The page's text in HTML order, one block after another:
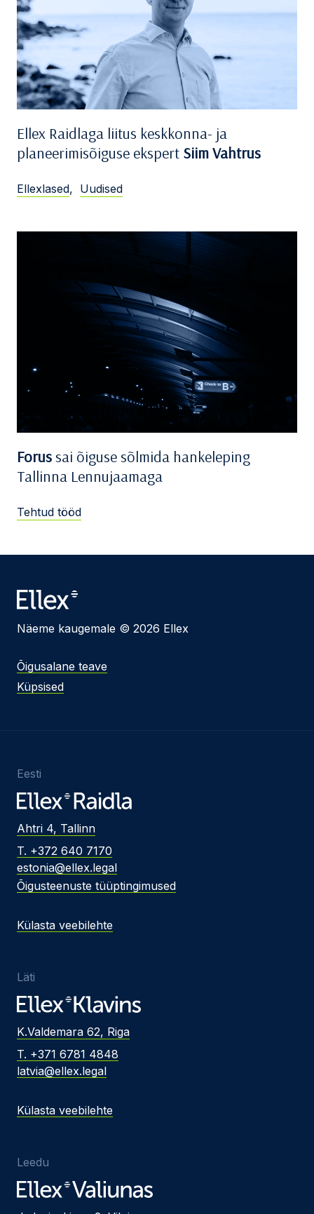
Ellex Raidlaga liitus keskkonna- ja
planeerimisõiguse ekspert Siim Vahtrus
Ellexlased, Uudised
Forussai õiguse sõlmida hankeleping
Tallinna Lennujaamaga
Tehtud tööd
Näeme kaugemale © 2026 Ellex
Õigusalane teave
Küpsised
Eesti
Ahtri 4, Tallinn
T. +372 640 7170
estonia@ellex.legal
Õigusteenuste tüüptingimused
Külasta veebilehte
Läti
K.Valdemara 62, Riga
T. +371 6781 4848
latvia@ellex.legal
Külasta veebilehte
Leedu